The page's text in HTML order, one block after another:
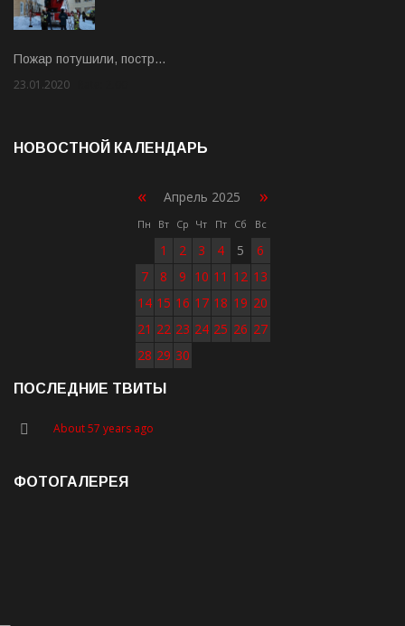
Пожар потушили, постр…
23.01.2020
НОВОСТНОЙ КАЛЕНДАРЬ
« Апрель 2025 »
Пн Вт Ср Чт Пт Сб Вс
1 2 3 4 5
6
7
8 9 10 11 12 13
14 15 16 17 18 19 20
21 22 23 24 25 26 27
28 29 30
ПОСЛЕДНИЕ ТВИТЫ
About 57 years ago
ФОТОГАЛЕРЕЯ